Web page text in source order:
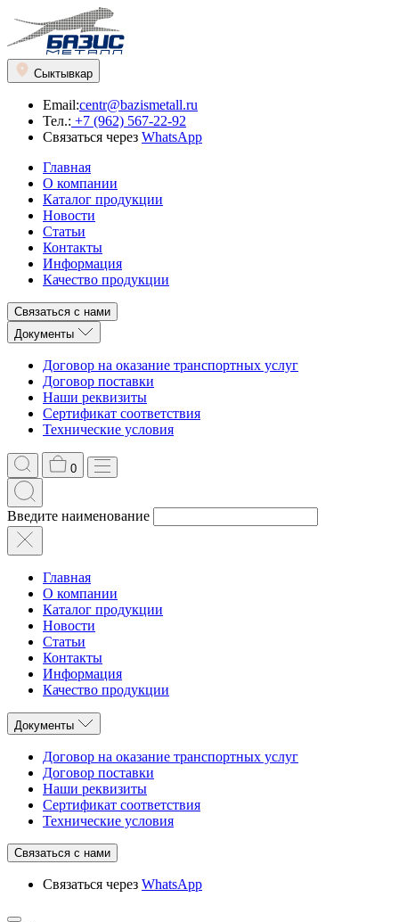
Сыктывкар
Email:centr@bazismetall.ru
Тел.: +7 (962) 567-22-92
Связаться через WhatsApp
Главная
О компании
Каталог продукции
Новости
Статьи
Контакты
Информация
Качество продукции
Связаться с нами
Документы
Договор на оказание транспортных услуг
Договор поставки
Наши реквизиты
Сертификат соответствия
Технические условия
0
Введите наименование
Главная
О компании
Каталог продукции
Новости
Статьи
Контакты
Информация
Качество продукции
Документы
Договор на оказание транспортных услуг
Договор поставки
Наши реквизиты
Сертификат соответствия
Технические условия
Связаться с нами
Связаться через WhatsApp